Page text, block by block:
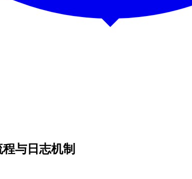
与日志机制